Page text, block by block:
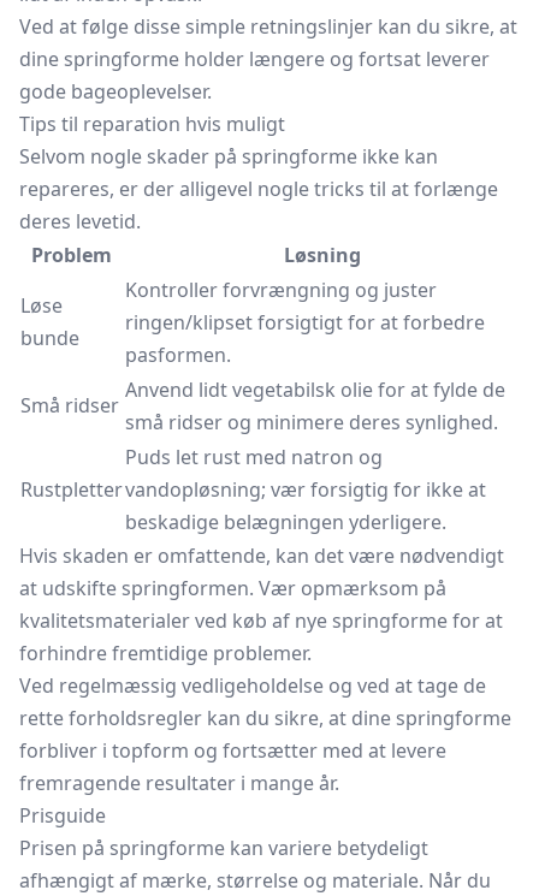
Ved at følge disse simple retningslinjer kan du sikre, at
dine springforme holder længere og fortsat leverer
gode bageoplevelser.
Tips til reparation hvis muligt
Selvom nogle skader på springforme ikke kan
repareres, er der alligevel nogle tricks til at forlænge
deres levetid.
Problem
Løsning
Løse
bunde
Kontroller forvrængning og juster
ringen/klipset forsigtigt for at forbedre
pasformen.
Små ridser
Anvend lidt vegetabilsk olie for at fylde de
små ridser og minimere deres synlighed.
Rustpletter
Puds let rust med natron og
vandopløsning; vær forsigtig for ikke at
beskadige belægningen yderligere.
Hvis skaden er omfattende, kan det være nødvendigt
at udskifte springformen. Vær opmærksom på
kvalitetsmaterialer ved køb af nye springforme for at
forhindre fremtidige problemer.
Ved regelmæssig vedligeholdelse og ved at tage de
rette forholdsregler kan du sikre, at dine springforme
forbliver i topform og fortsætter med at levere
fremragende resultater i mange år.
Prisguide
Prisen på springforme kan variere betydeligt
afhængigt af mærke, størrelse og materiale. Når du